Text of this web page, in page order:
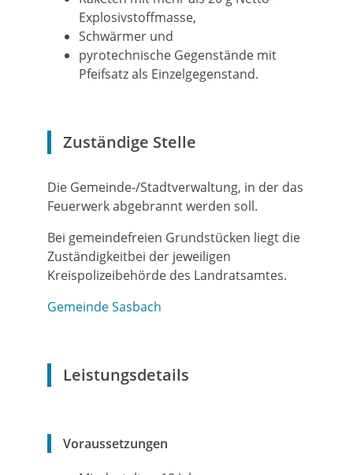
Explosivstoffmasse,
Schwärmer und
pyrotechnische Gegenstände mit
Pfeifsatz als Einzelgegenstand.
Zuständige Stelle
Die Gemeinde-/Stadtverwaltung, in der das
Feuerwerk abgebrannt werden soll.
Bei gemeindefreien Grundstücken liegt die
Zuständigkeitbei der jeweiligen
Kreispolizeibehörde des Landratsamtes.
Gemeinde Sasbach
Leistungsdetails
Voraussetzungen